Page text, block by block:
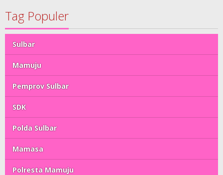
Tag Populer
Sulbar
Mamuju
Pemprov Sulbar
SDK
Polda Sulbar
Mamasa
Polresta Mamuju